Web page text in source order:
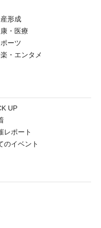
形成
・医療
ーツ
・エンタメ
UP
レポート
のイベント